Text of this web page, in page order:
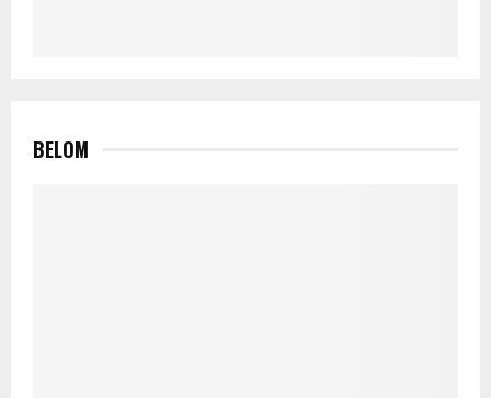
BELOM